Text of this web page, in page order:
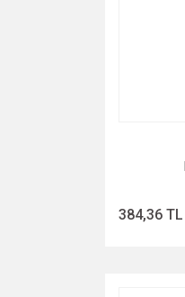
384,36 TL